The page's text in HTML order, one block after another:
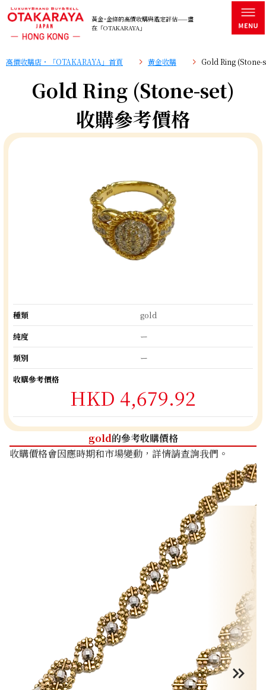
黃金･金條的高價收購與鑑定評估——盡
在「OTAKARAYA」
高價收購店・「OTAKARAYA」首頁 黄金收購 Gold Ring (Stone-
Gold Ring (Stone-set)
收購參考價格
種類
gold
純度
ー
類別
ー
收購參考價格
HKD 4,679.92
gold的參考收購價格
收購價格會因應時期和市場變動，詳情請查詢我們。